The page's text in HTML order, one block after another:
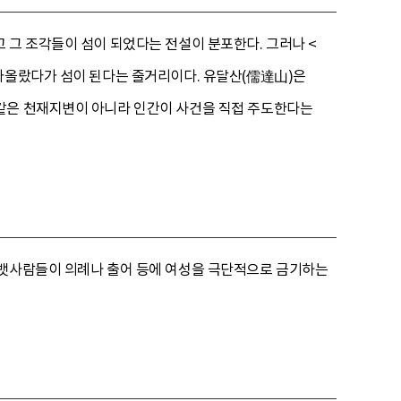
조각들이 섬이 되었다는 전설이 분포한다. 그러나 <
랐다가 섬이 된다는 줄거리이다. 유달산(儒達山)은
천재지변이 아니라 인간이 사건을 직접 주도한다는
람들이 의례나 출어 등에 여성을 극단적으로 금기하는